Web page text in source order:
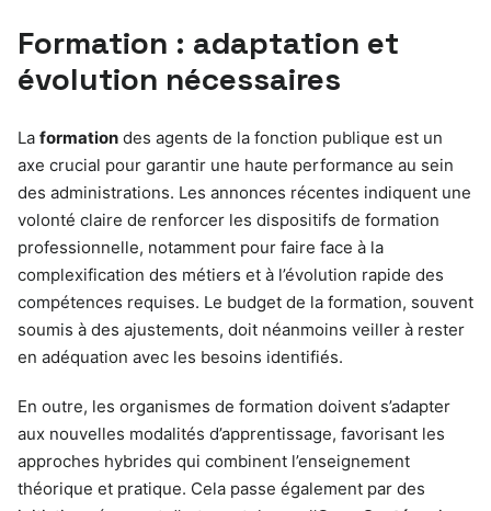
Formation : adaptation et
évolution nécessaires
La formation des agents de la fonction publique est un
axe crucial pour garantir une haute performance au sein
des administrations. Les annonces récentes indiquent une
volonté claire de renforcer les dispositifs de formation
professionnelle, notamment pour faire face à la
complexification des métiers et à l’évolution rapide des
compétences requises. Le budget de la formation, souvent
soumis à des ajustements, doit néanmoins veiller à rester
en adéquation avec les besoins identifiés.
En outre, les organismes de formation doivent s’adapter
aux nouvelles modalités d’apprentissage, favorisant les
approches hybrides qui combinent l’enseignement
théorique et pratique. Cela passe également par des